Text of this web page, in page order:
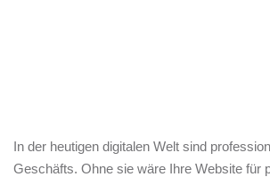
In der heutigen digitalen Welt sind
Geschäfts. Ohne sie wäre Ihre Website für